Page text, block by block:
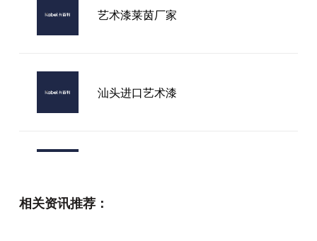
艺术漆莱茵厂家
汕头进口艺术漆
相关资讯推荐：